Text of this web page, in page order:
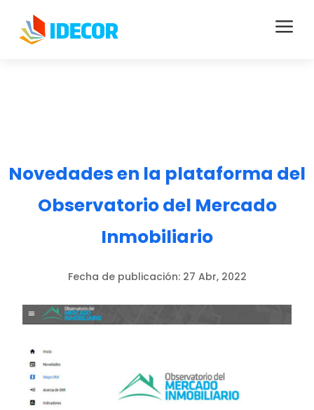
a
Novedades en la plataforma del
Observatorio del Mercado
Inmobiliario
Fecha de publicación: 27 Abr, 2022